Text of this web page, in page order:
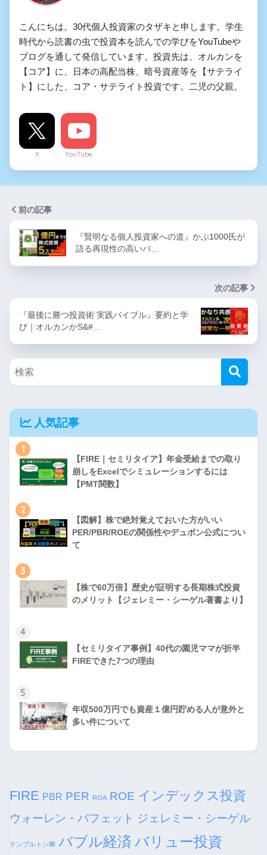
こんにちは。30代個人投資家のタザキと申します。学生
時代から読書の虫で投資本を読んでの学びをYouTubeや
ブログを通して発信しています。投資先は、オルカンを
【コア】に、日本の高配当株、暗号資産等を【サテライ
ト】にした、コア・サテライト投資です。二児の父親。
X YouTube
前の記事
『賢明なる個人投資家への道』かぶ1000氏が
語る再現性の高いバ…
次の記事
『最後に勝つ投資術 実践バイブル』要約と学
び｜オルカンかS&#…
人気記事
1
【FIRE｜セミリタイア】年金受給までの取り
崩しをExcelでシミュレーションするには
【PMT関数】
2
【図解】株で絶対覚えておいた方がいい
PER/PBR/ROEの関係性やデュポン公式につい
て
3
【株で60万倍】歴史が証明する長期株式投資
のメリット【ジェレミー・シーゲル著書より】
4
【セミリタイア事例】40代の園児ママが折半
FIREできた7つの理由
5
年収500万円でも資産１億円貯める人が意外と
多い件について
FIRE PBR PER ROA ROE インデックス投資
ウォーレン・バフェット ジェレミー・シーゲル
テンプルトン卿 バブル経済 バリュー投資